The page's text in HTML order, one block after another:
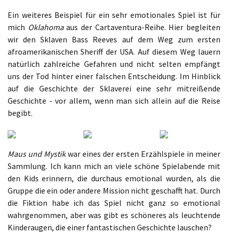
Ein weiteres Beispiel für ein sehr emotionales Spiel ist für
mich Oklahomaaus der Cartaventura-Reihe. Hier begleiten
wir den Sklaven Bass Reeves auf dem Weg zum ersten
afroamerikanischen Sheriff der USA. Auf diesem Weg lauern
natürlich zahlreiche Gefahren und nicht selten empfängt
uns der Tod hinter einer falschen Entscheidung. Im Hinblick
auf die Geschichte der Sklaverei eine sehr mitreißende
Geschichte - vor allem, wenn man sich allein auf die Reise
begibt.
Maus und Mystikwar eines der ersten Erzählspiele in meiner
Sammlung. Ich kann mich an viele schöne Spielabende mit
den Kids erinnern, die durchaus emotional wurden, als die
Gruppe die ein oder andere Mission nicht geschafft hat. Durch
die Fiktion habe ich das Spiel nicht ganz so emotional
wahrgenommen, aber was gibt es schöneres als leuchtende
Kinderaugen, die einer fantastischen Geschichte lauschen?